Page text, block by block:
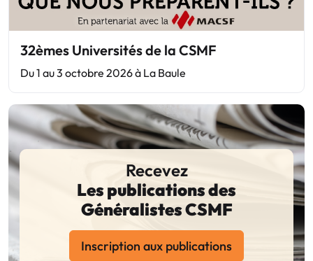
32èmes Universités de la CSMF
Du 1 au 3 octobre 2026 à La Baule
Recevez
Les publications des
Généralistes CSMF
Inscription aux publications